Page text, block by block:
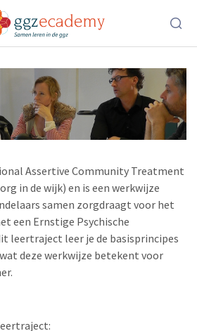
FACT
Leertraject
Assertive Community Treatment
in de wijk) en is een werkwijze
samen zorgdraagt voor het
een Ernstige Psychische
leertraject leer je de basisprincipes
deze werkwijze betekent voor